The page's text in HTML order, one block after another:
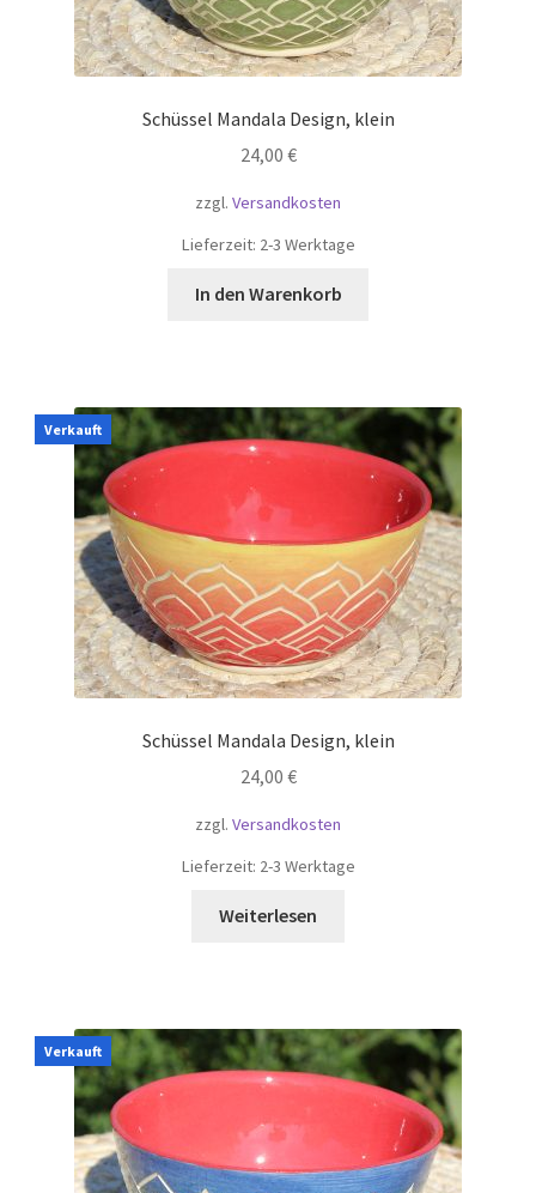
Schüssel Mandala Design, klein
24,00 €
zzgl. Versandkosten
Lieferzeit: 2-3 Werktage
In den Warenkorb
Verkauft
Schüssel Mandala Design, klein
24,00 €
zzgl. Versandkosten
Lieferzeit: 2-3 Werktage
Weiterlesen
Verkauft